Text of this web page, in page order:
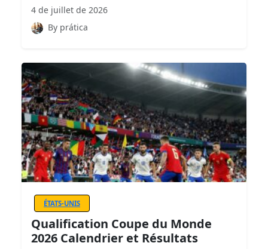
4 de juillet de 2026
By prática
ÉTATS-UNIS
Qualification Coupe du Monde
2026 Calendrier et Résultats